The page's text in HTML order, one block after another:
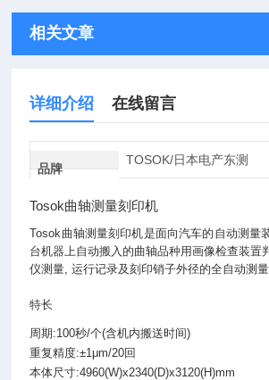
相关文章
详细介绍 在线留言
品牌
TOSOK/日本电产东测
Tosok曲轴测量刻印机
Tosok曲轴测量刻印机是面向汽车的自动测量
台机器上自动搬入的曲轴品种用画像检查装置
仪测量, 运行记录及刻印销子外径的全自动测量
特长
周期:100秒/个(含机内搬送时间)
重复精度:±1μm/20回
本体尺寸:4960(W)x2340(D)x3120(H)mm